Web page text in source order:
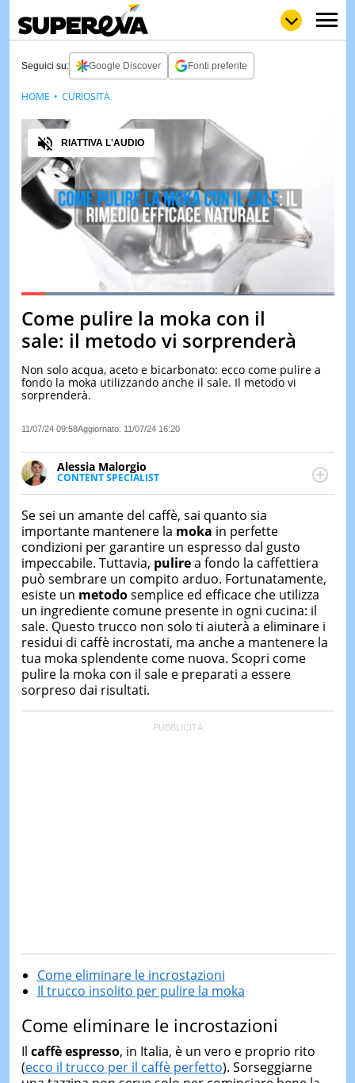
WOW
TEST
LE
DI
IERI
Seguici su: Google Discover Fonti preferite
PauseUnmute
Loaded:64.98%
Audio
RIATTIVA L'AUDIO
Come pulire la moka con il
sale: il metodo vi sorprenderà
Non solo acqua, aceto e bicarbonato: ecco come pulire a
fondo la moka utilizzando anche il sale. Il metodo vi
sorprenderà.
11/07/24 09:58Aggiornato: 11/07/24 16:20
Alessia Malorgio
CONTENT SPECIALIST
Ha conseguito un Master in Marketing Management
e Google Digital Training su Marketing digitale. Si
occupa della creazione di contenuti in ottica SEO e
dello sviluppo di strategie marketing attraverso
canali digitali.
HOME CURIOSITÀ
Se sei un amante del caffè, sai quanto sia
importante mantenere la moka in perfette
condizioni per garantire un espresso dal gusto
impeccabile. Tuttavia, pulirea fondo la caffettiera
può sembrare un compito arduo. Fortunatamente,
esiste un metodosemplice ed efficace che utilizza
un ingrediente comune presente in ogni cucina: il
sale. Questo trucco non solo ti aiuterà a eliminare i
residui di caffè incrostati, ma anche a mantenere la
tua moka splendente come nuova. Scopri come
pulire la moka con il sale e preparati a essere
sorpreso dai risultati.
Come eliminare le incrostazioni
Il trucco insolito per pulire la moka
Come eliminare le incrostazioni
Il caffè espresso, in Italia, è un vero e proprio rito
(ecco il trucco per il caffè perfetto). Sorseggiarne